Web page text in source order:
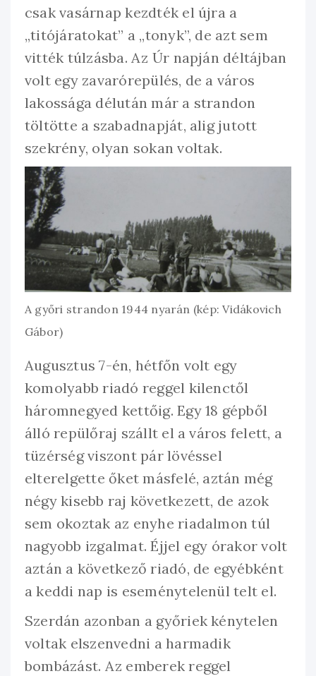
csak vasárnap kezdték el újra a
„titójáratokat” a „tonyk”, de azt sem
vitték túlzásba. Az Úr napján déltájban
volt egy zavarórepülés, de a város
lakossága délután már a strandon
töltötte a szabadnapját, alig jutott
szekrény, olyan sokan voltak.
A győri strandon 1944 nyarán (kép: Vidákovich
Gábor)
Augusztus 7-én, hétfőn volt egy
komolyabb riadó reggel kilenctől
háromnegyed kettőig. Egy 18 gépből
álló repülőraj szállt el a város felett, a
tüzérség viszont pár lövéssel
elterelgette őket másfelé, aztán még
négy kisebb raj következett, de azok
sem okoztak az enyhe riadalmon túl
nagyobb izgalmat. Éjjel egy órakor volt
aztán a következő riadó, de egyébként
a keddi nap is eseménytelenül telt el.
Szerdán azonban a győriek kénytelen
voltak elszenvedni a harmadik
bombázást. Az emberek reggel